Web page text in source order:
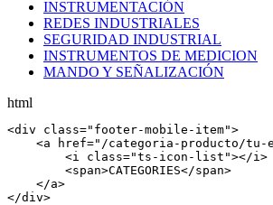
INSTRUMENTACIÓN
REDES INDUSTRIALES
SEGURIDAD INDUSTRIAL
INSTRUMENTOS DE MEDICION
MANDO Y SEÑALIZACIÓN
html
<div class="footer-mobile-item">
    <
a href="/categoria-producto/tu-
        <
i class="ts-icon-list"></i >
        <
span>CATEGORIES</span>
    </
a>
</div>